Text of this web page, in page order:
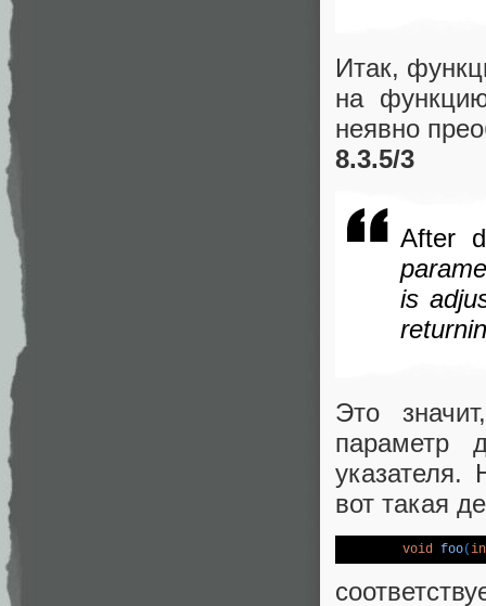
Итак,
на
неявно
8.3.5/3
After
is
Это
параметр
указателя.
вот такая
void foo(